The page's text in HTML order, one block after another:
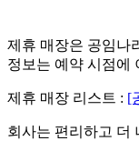
제휴 매장은 공임나
정보는 예약 시점에
제휴 매장 리스트 : [
회사는 편리하고 더